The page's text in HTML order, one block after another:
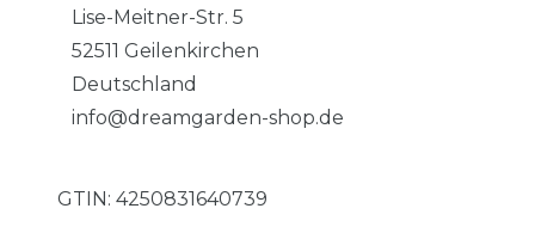
Lise-Meitner-Str. 5
52511 Geilenkirchen
Deutschland
info@dreamgarden-shop.de
GTIN: 4250831640739